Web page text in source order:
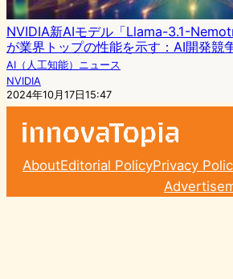
NVIDIA新AIモデル「Llama-3.1-
が業界トップの性能を示す：AI開発競
AI（人工知能）ニュース
NVIDIA
2024年10月17日15:47
AboutEditorial PolicyPrivacy